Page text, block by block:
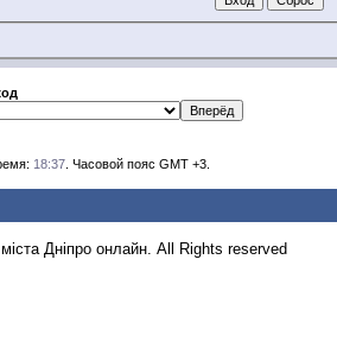
18:37 . Часовой пояс GMT +3.
Дніпро онлайн. All Rights reserved